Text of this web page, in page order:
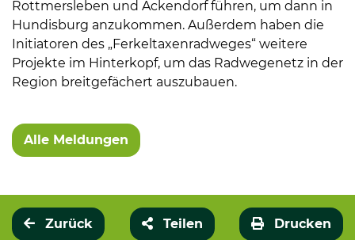
Rottmersleben und Ackendorf führen, um dann in
Hundisburg anzukommen. Außerdem haben die
Initiatoren des „Ferkeltaxenradweges“ weitere
Projekte im Hinterkopf, um das Radwegenetz in der
Region breitgefächert auszubauen.
Alle Meldungen
Zurück Teilen Drucken